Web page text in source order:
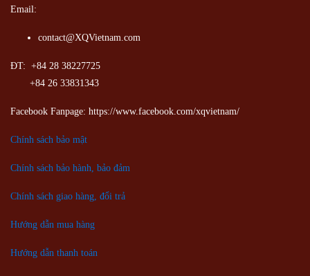
Email:
contact@XQVietnam.com
ĐT: +84 28 38227725
+84 26 33831343
Facebook Fanpage: https://www.facebook.com/xqvietnam/
Chính sách bảo mật
Chính sách bảo hành, bảo đảm
Chính sách giao hàng, đổi trả
Hướng dẫn mua hàng
Hướng dẫn thanh toán